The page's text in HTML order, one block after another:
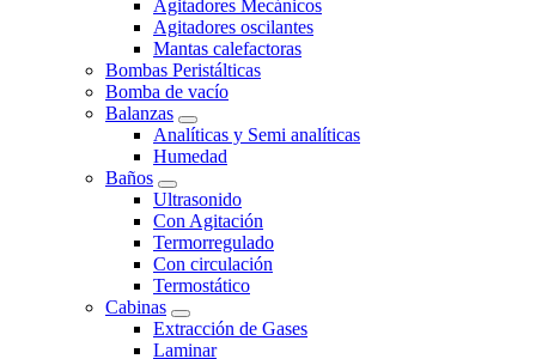
Agitadores Mecánicos
Agitadores oscilantes
Mantas calefactoras
Bombas Peristálticas
Bomba de vacío
Balanzas
Analíticas y Semi analíticas
Humedad
Baños
Ultrasonido
Con Agitación
Termorregulado
Con circulación
Termostático
Cabinas
Extracción de Gases
Laminar